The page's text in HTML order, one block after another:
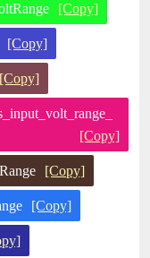
[Copy]
[Copy]
[Copy]
[Copy]
[Copy]
[Copy]